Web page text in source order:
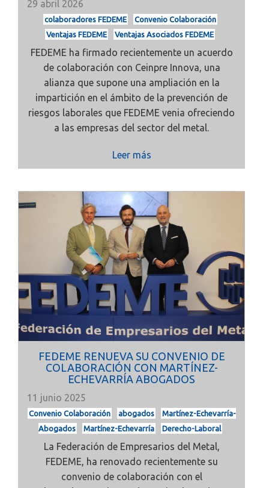
29 abril 2026
colaboradores FEDEME
Convenio Colaboración
Ventajas FEDEME
Ventajas Asociados FEDEME
FEDEME ha firmado recientemente un acuerdo
de colaboración con Ceinpre Innova, una
alianza que supone una ampliación en la
impartición en el ámbito de la prevención de
riesgos laborales que FEDEME venia ofreciendo
a las empresas del sector del metal.
Leer más
FEDEME RENUEVA SU CONVENIO DE
COLABORACIÓN CON MARTÍNEZ-
ECHEVARRÍA ABOGADOS
11 junio 2025
Convenio Colaboración abogados
Martínez-Echevarría-
Abogados
Martínez-Echevarría Derecho-Laboral
La Federación de Empresarios del Metal,
FEDEME, ha renovado recientemente su
convenio de colaboración con el